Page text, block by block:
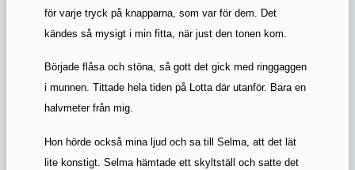
för varje tryck på knapparna, som var för dem. Det
kändes så mysigt i min fitta, när just den tonen kom.
Började flåsa och stöna, så gott det gick med ringgaggen
i munnen. Tittade hela tiden på Lotta där utanför. Bara en
halvmeter från mig.
Hon hörde också mina ljud och sa till Selma, att det lät
lite konstigt. Selma hämtade ett skyltställ och satte det